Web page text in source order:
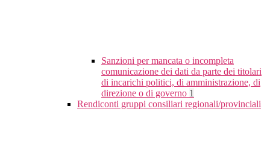
Sanzioni per mancata o incompleta
comunicazione dei dati da parte dei titolari
di incarichi politici, di amministrazione, di
direzione o di governo 1
Rendiconti gruppi consiliari regionali/provinciali